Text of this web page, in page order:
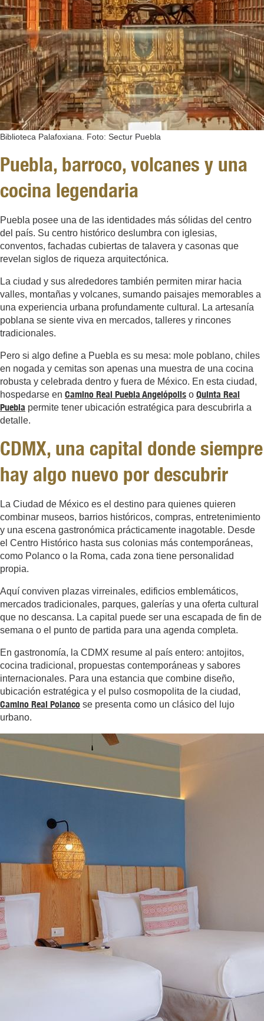
Biblioteca Palafoxiana. Foto: Sectur Puebla
Puebla, barroco, volcanes y una
cocina legendaria
Puebla posee una de las identidades más sólidas del centro
del país. Su centro histórico deslumbra con iglesias,
conventos, fachadas cubiertas de talavera y casonas que
revelan siglos de riqueza arquitectónica.
La ciudad y sus alrededores también permiten mirar hacia
valles, montañas y volcanes, sumando paisajes memorables a
una experiencia urbana profundamente cultural. La artesanía
poblana se siente viva en mercados, talleres y rincones
tradicionales.
Pero si algo define a Puebla es su mesa: mole poblano, chiles
en nogada y cemitas son apenas una muestra de una cocina
robusta y celebrada dentro y fuera de México. En esta ciudad,
hospedarse en Camino Real Puebla Angelópolis o Quinta Real
Puebla permite tener ubicación estratégica para descubrirla a
detalle.
CDMX, una capital donde siempre
hay algo nuevo por descubrir
La Ciudad de México es el destino para quienes quieren
combinar museos, barrios históricos, compras, entretenimiento
y una escena gastronómica prácticamente inagotable. Desde
el Centro Histórico hasta sus colonias más contemporáneas,
como Polanco o la Roma, cada zona tiene personalidad
propia.
Aquí conviven plazas virreinales, edificios emblemáticos,
mercados tradicionales, parques, galerías y una oferta cultural
que no descansa. La capital puede ser una escapada de fin de
semana o el punto de partida para una agenda completa.
En gastronomía, la CDMX resume al país entero: antojitos,
cocina tradicional, propuestas contemporáneas y sabores
internacionales. Para una estancia que combine diseño,
ubicación estratégica y el pulso cosmopolita de la ciudad,
Camino Real Polanco se presenta como un clásico del lujo
urbano.